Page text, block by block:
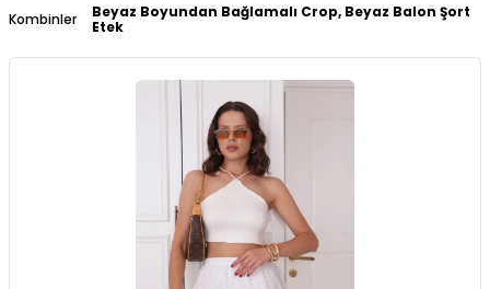
Kombinler
Beyaz Boyundan Bağlamalı Crop, Beyaz Balon Şort
Etek